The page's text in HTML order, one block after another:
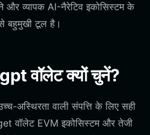
व्यापक AI-नैरेटिव इकोसिस्टम के
बहुमुखी टूल है।
वॉलेट क्यों चुनें?
अस्थिरता वाली संपत्ति के लिए सही
वॉलेट EVM इकोसिस्टम और तेजी